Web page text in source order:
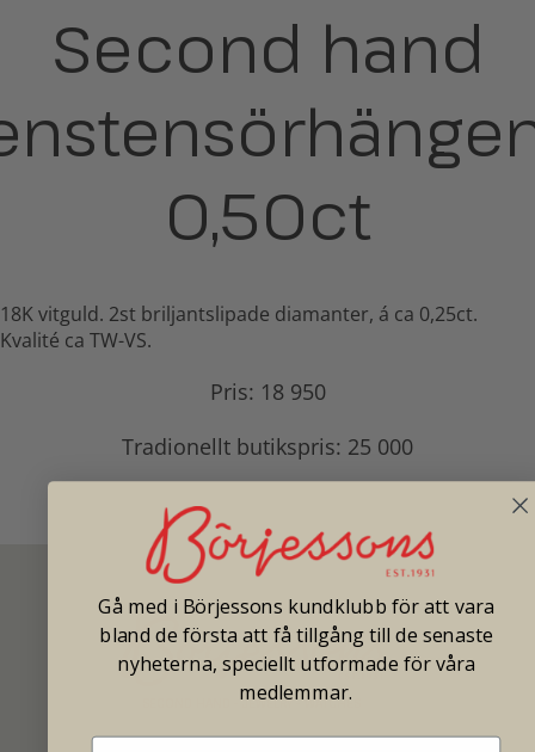
Second hand
0,50ct
18K vitguld. 2st briljantslipade diamanter, á ca 0,25ct.
Kvalité ca TW-VS.
Pris: 18 950
Tradionellt butikspris: 25 000
SECOND HAND - JEWELRY - WATCHES
Gå med i Börjessons kundklubb för att vara
bland de första att få tillgång till de senaste
nyheterna, speciellt utformade för våra
medlemmar.